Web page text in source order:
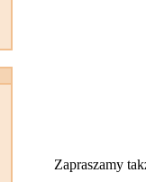
Zapraszamy